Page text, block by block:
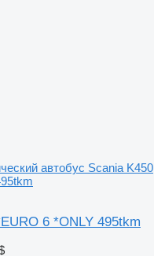
автобус Scania K450
6 *ONLY 495tkm